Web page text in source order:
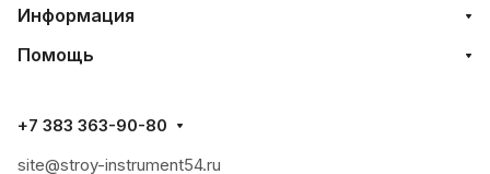
Информация
Помощь
+7 383 363-90-80
site@stroy-instrument54.ru